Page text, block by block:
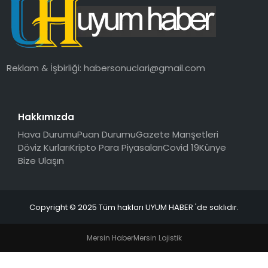
SAĞLIK
MAGAZIN
Reklam & İşbirliği:habersonuclari@gmail.com
Hakkımızda
Hava DurumuPuan DurumuGazete Manşetleri
Döviz KurlarıKripto Para PiyasalarıCovid 19Künye
Bize Ulaşın
Copyright © 2025 Tüm hakları UYUM HABER 'de saklıdır.
Mersin HaberMersin Lojistik